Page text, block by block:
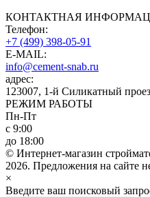
КОНТАКТНАЯ
Телефон:
+7 (499) 398-05-91
E-MAIL:
info@cement-snab.ru
адрес:
123007, 1-й Силикатный
РЕЖИМ РАБОТЫ
Пн-Пт
с 9:00
до 18:00
© Интернет-магазин
2026. Предложения на сайте
×
Введите ваш поисковый